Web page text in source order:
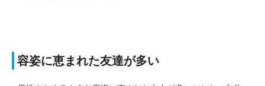
容姿に恵まれた友達が多い